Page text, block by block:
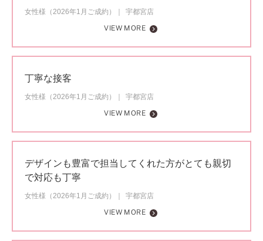
女性様（2026年1月ご成約）
宇都宮店
VIEW MORE
丁寧な接客
女性様（2026年1月ご成約）
宇都宮店
VIEW MORE
デザインも豊富で担当してくれた方がとても親切
で対応も丁寧
女性様（2026年1月ご成約）
宇都宮店
VIEW MORE